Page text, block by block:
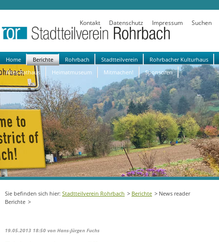
Kontakt Datenschutz Impressum Suchen
Navigation
überspringen
Home Berichte Rohrbach Stadtteilverein
Rohrbacher Kulturhaus
Altes Rathaus
Heimatmuseum Mitmachen! Sponsoren
Stadtteilverein Rohrbach Berichte
News reader
Berichte
19.05.2013 18:50 von Hans-Jürgen Fuchs